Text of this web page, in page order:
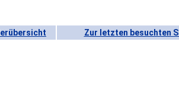
Zur letzten besuchten